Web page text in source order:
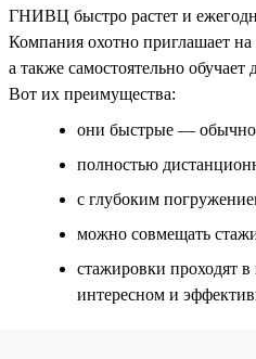
ГНИВЦ быстро растет и
Компания охотно приглашает
а также самостоятельно
Вот их преимущества:
они быстрые — обычно
полностью
с глубоким
можно совмещать
стажировки проходят
интересном и